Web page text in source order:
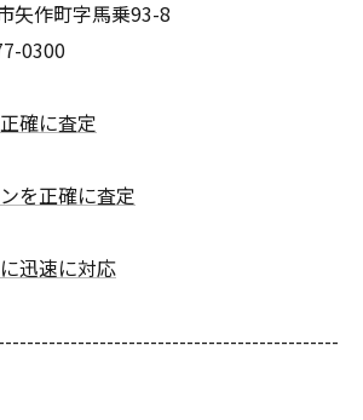
矢作町字馬乗93-8
0300
確に査定
を正確に査定
迅速に対応